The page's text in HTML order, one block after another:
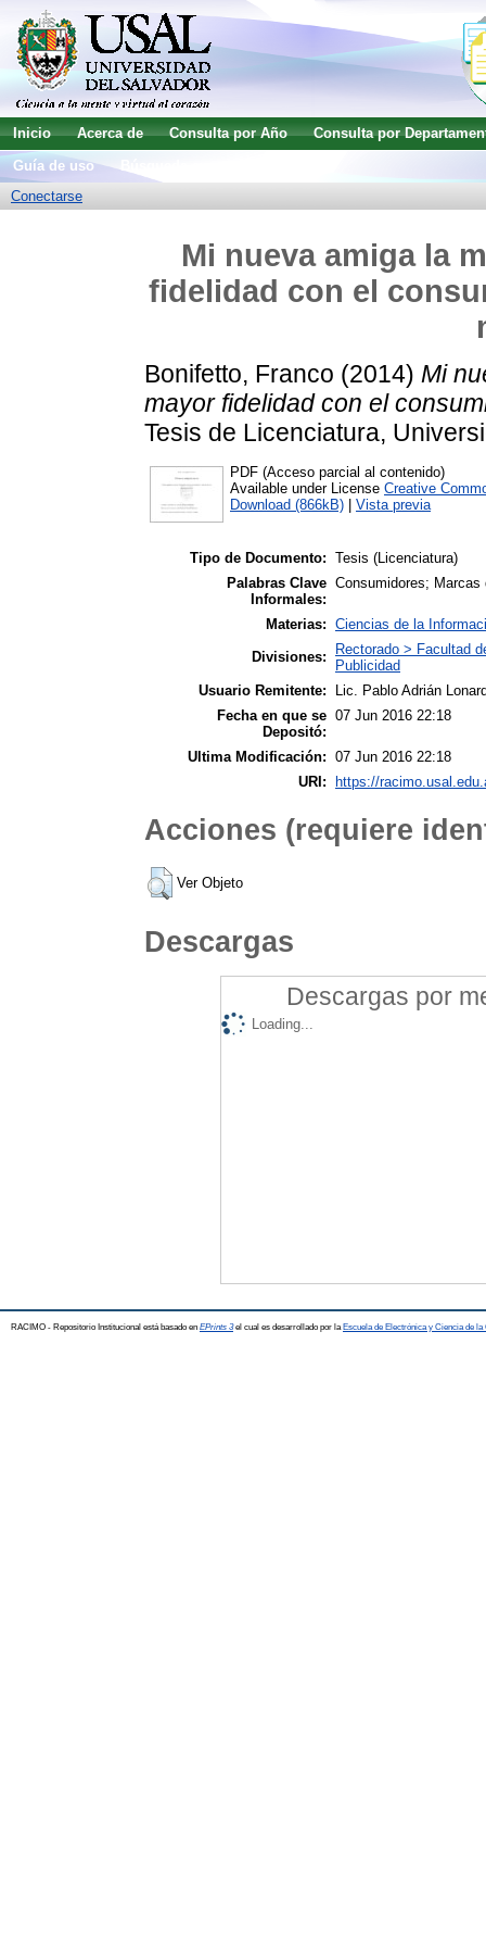
Inicio Acerca de Consulta por Año
Consulta por
Guía de uso
Conectarse
Mi nueva amiga la
fidelidad con el
Bonifetto, Franco (2014) Mi
mayor fidelidad con el
Tesis de Licenciatura,
PDF (Acceso parcial al contenido)
Available under License Creative
Download (866kB)
Vista previa
Tipo de Documento: Tesis (Licenciatura)
Palabras Clave
Informales:
Consumidores;
Materias: Ciencias de la
Divisiones:
Rectorado > Facultad
Publicidad
Usuario Remitente:
Lic. Pablo Adrián
Fecha en que se
Depositó:
07 Jun 2016 22:18
Ultima Modificación: 07 Jun 2016 22:18
URI:
https://
Acciones (requiere
Ver Objeto
Descargas
Descargas por
Loading...
RACIMO - Repositorio Institucional está basado en EPrints 3el cual es desarrollado por la Escuela de Electrónica y Ciencia de la